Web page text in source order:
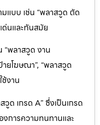
มแบบ เช่น “พลาสวูด ตัด
ด่นและทันสมัย
“พลาสวูด งาน
ายโฆษณา”, “พลาสวูด
งาน
วูด เกรด A” ซึ่งเป็นเกรด
การความทนทานและ